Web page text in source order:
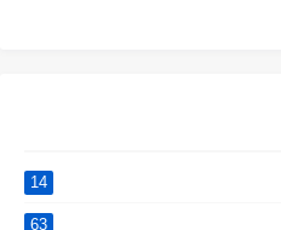
14
63